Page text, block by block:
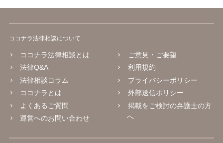
ココナラ法律相談について
ココナラ法律相談とは
法律Q&A
法律相談コラム
ココナラとは
よくあるご質問
運営へのお問い合わせ
ご意見・ご要望
利用規約
プライバシーポリシー
外部送信ポリシー
掲載をご検討の弁護士の方
へ